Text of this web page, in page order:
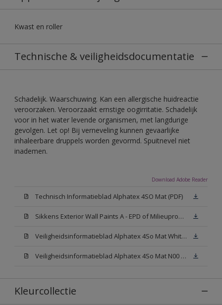
Kwast en roller
Technische & veiligheidsdocumentatie
Schadelijk. Waarschuwing. Kan een allergische huidreactie
veroorzaken. Veroorzaakt ernstige oogirritatie. Schadelijk
voor in het water levende organismen, met langdurige
gevolgen. Let op! Bij verneveling kunnen gevaarlijke
inhaleerbare druppels worden gevormd. Spuitnevel niet
inademen.
Download Adobe Reader
Technisch Informatieblad Alphatex 4SO Mat (PDF)
Sikkens Exterior Wall Paints A - EPD of Milieuproductverklaring
Veiligheidsinformatieblad Alphatex 4So Mat White W05 (MSDS)
Veiligheidsinformatieblad Alphatex 4So Mat N00 (MSDS)
Kleurcollectie